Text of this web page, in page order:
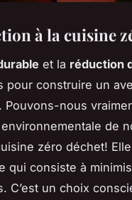
à la cuisine
et la réduction
pour construire un
Pouvons-nous
environnementale de
zéro déchet!
qui consiste à
C’est un choix